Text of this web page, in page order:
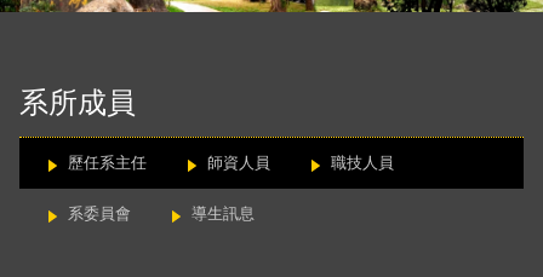
系所成員
歷任系主任 師資人員 職技人員
系委員會 導生訊息